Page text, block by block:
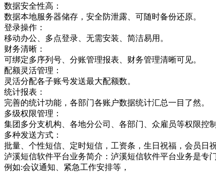
数据安全性高：
数据本地服务器储存，安全防泄露、可随时备份还原。
登录操作：
移动办公、多点登录、无需安装、简洁易用。
财务清晰：
可绑定多序列号、分账管理报表、财务管理清晰可见。
配额灵活管理：
灵活分配各子账号发送最大配额数。
统计报表：
完善的统计功能，各部门各账户数据统计汇总一目了然。
多级权限管理：
集团多分支机构、各地分公司、各部门、众雇员等权限控制
多种发送方式：
批量、个性短信、定时短信，工资条，生日祝福，会员日
泸溪短信软件平台业务简介：泸溪短信软件平台业务是专
例如:会议通知、紧急工作安排等，